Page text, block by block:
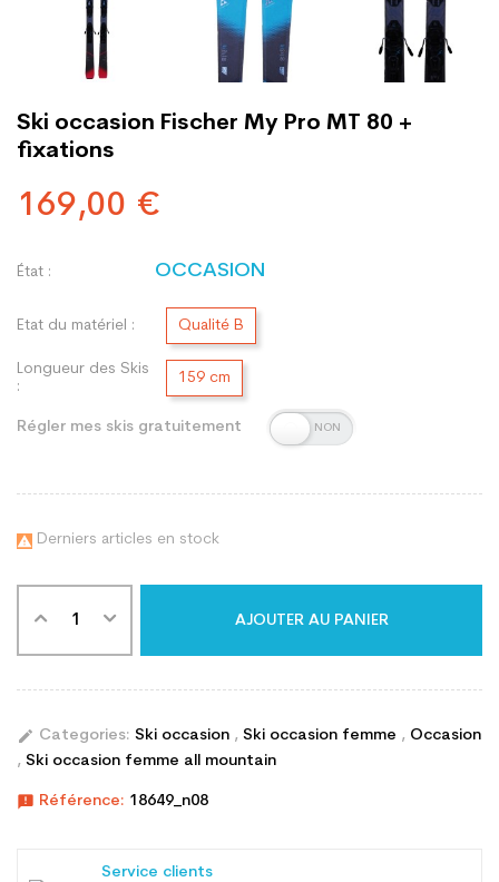
Ski occasion Fischer My Pro MT 80 +
fixations
169,00 €
État : OCCASION
Etat du matériel : Qualité B
Longueur des Skis
:
159 cm
Régler mes skis gratuitement
 Derniers articles en stock
AJOUTER AU PANIER
edit Categories: Ski occasion , Ski occasion femme , Occasion
, Ski occasion femme all mountain
announcement Référence: 18649_n08
Service clients